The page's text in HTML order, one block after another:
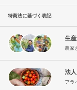
特商法に基づく表記
生
農家
法
アラ